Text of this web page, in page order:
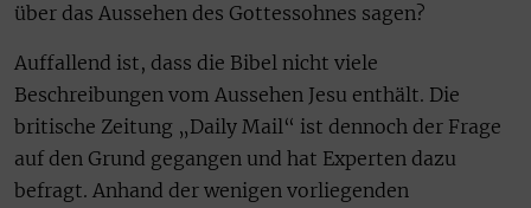
über das Aussehen des Gottessohnes sagen?
Auffallend ist, dass die Bibel nicht viele
Beschreibungen vom Aussehen Jesu enthält. Die
britische Zeitung „Daily Mail“ ist dennoch der Frage
auf den Grund gegangen und hat Experten dazu
befragt. Anhand der wenigen vorliegenden